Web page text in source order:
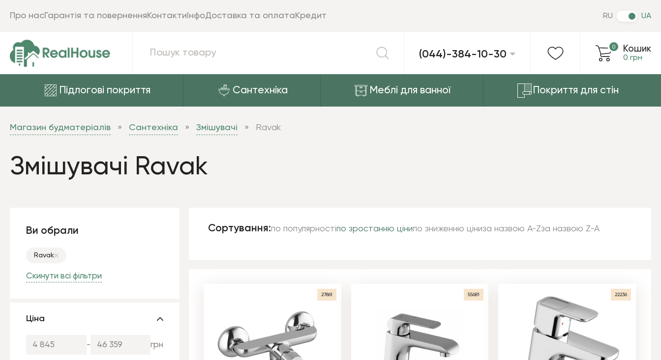
(044)-384-10-30
Кошик
0 грн
0
RU UA
Підлогові покриття Сантехніка Меблі для ванної Покриття для стін
Про насГарантія та поверненняКонтакти ІнфоДоставка та оплатаКредит
Магазин будматеріалів Сантехніка Змішувачі Ravak
Змішувачі Ravak
Ви обрали
Ravak
Скинути всі фільтри
Ціна
- грн
Сортування:по популярностіпо зростанню цінипо зниженню ціниза назвою A-Zза назвою Z-A
27861 55681 22236